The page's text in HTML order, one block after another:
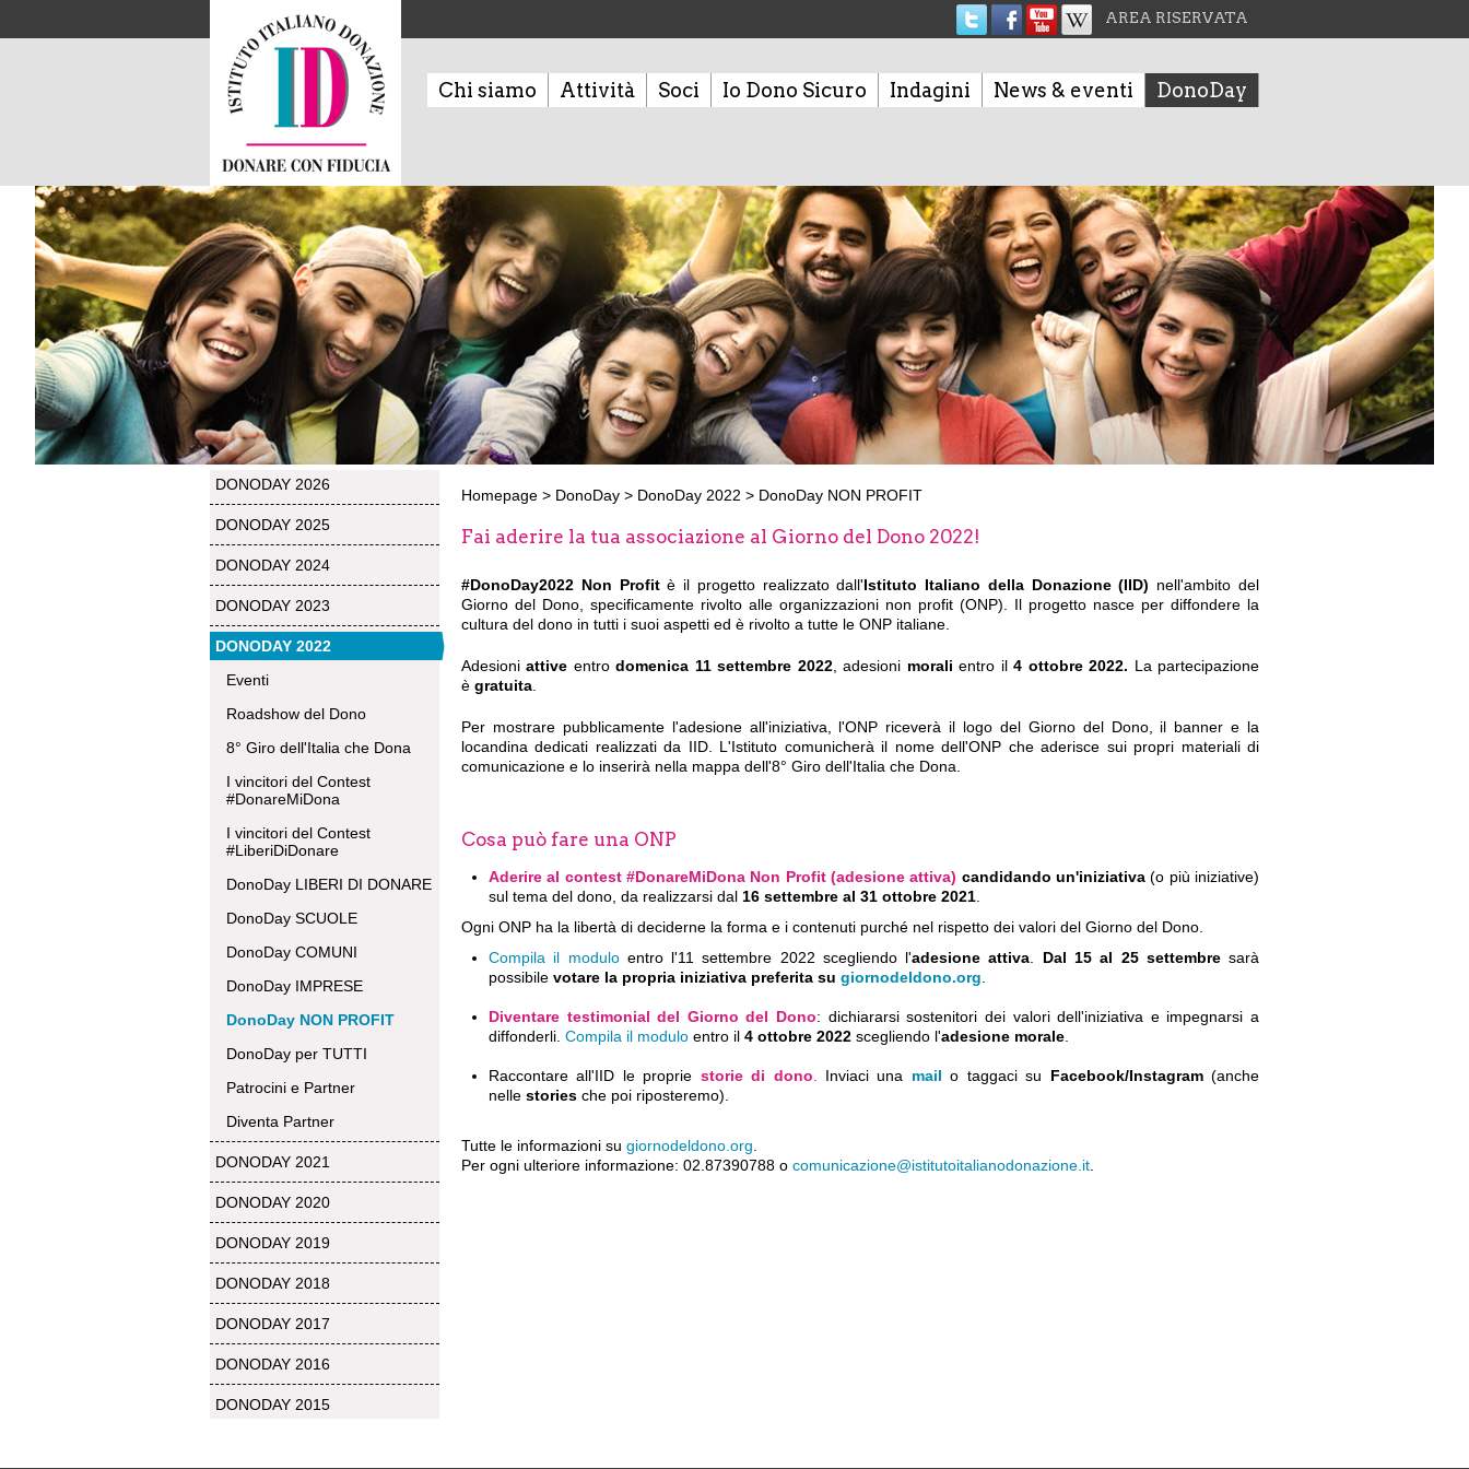
AREA RISERVATA
Chi siamo Attività Soci Io Dono Sicuro Indagini News & eventi DonoDay
DONODAY 2026
DONODAY 2025
DONODAY 2024
DONODAY 2023
DONODAY 2022
Eventi
Roadshow del Dono
8° Giro dell'Italia che Dona
I vincitori del Contest
#DonareMiDona
I vincitori del Contest
#LiberiDiDonare
DonoDay LIBERI DI DONARE
DonoDay SCUOLE
DonoDay COMUNI
DonoDay IMPRESE
DonoDay NON PROFIT
DonoDay per TUTTI
Patrocini e Partner
Diventa Partner
DONODAY 2021
DONODAY 2020
DONODAY 2019
DONODAY 2018
DONODAY 2017
DONODAY 2016
DONODAY 2015
Homepage > DonoDay > DonoDay 2022 > DonoDay NON PROFIT
Fai aderire la tua associazione al Giorno del Dono 2022!
#DonoDay2022 Non Profitè il progetto realizzato dall'Istituto Italiano della Donazione (IID) nell'ambito del
Giorno del Dono, specificamente rivolto alle organizzazioni non profit (ONP). Il progetto nasce per diffondere la
cultura del dono in tutti i suoi aspetti ed è rivolto a tutte le ONP italiane.
Adesioniattive entrodomenica 11 settembre 2022, adesioni morali entro il4 ottobre 2022. La partecipazione
è gratuita
Per mostrare pubblicamente l'adesione all'iniziativa, l'ONP riceverà il logo del Giorno del Dono, il banner e la
locandina dedicati realizzati da IID. L'Istituto comunicherà il nome dell'ONP che aderisce sui propri materiali di
comunicazione e lo inserirà nella mappa dell'8° Giro dell'Italia che Dona.
Cosa può fare una ONP
Aderire al contest #DonareMiDona Non Profit (adesione attiva) candidando un'iniziativa (o più iniziative)
sul tema del dono, da realizzarsi dal 16 settembre al 31 ottobre 2021
Ogni ONP ha la libertà di deciderne la forma e i contenuti purché nel rispetto dei valori del Giorno del Dono.
Compila il moduloentro l'11 settembre 2022 scegliendo l'adesione attiva Dal 15 al 25 settembresarà
possibile votare la propria iniziativa preferita su giornodeldono.org
Diventare testimonial del Giorno del Dono: dichiararsi sostenitori dei valori dell'iniziativa e impegnarsi a
diffonderli. Compila il modulo entro il 4 ottobre 2022 scegliendo l'adesione morale
Raccontare all'IID le proprie storie di dono Inviaci una mail o taggaci su Facebook/Instagram(anche
nelle stories che poi riposteremo).
Tutte le informazioni su giornodeldono.org
Per ogni ulteriore informazione: 02.87390788 o comunicazione@istitutoitalianodonazione.it